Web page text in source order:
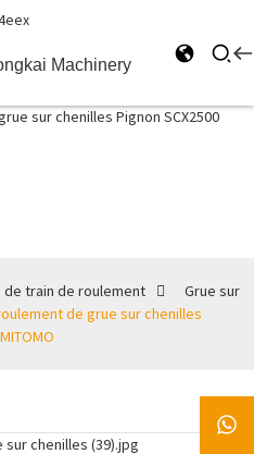
Machinery
de train de roulement
Grue sur
de grue sur chenilles